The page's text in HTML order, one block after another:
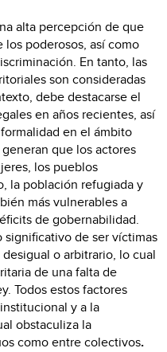
alta percepción de que
poderosos, así como
En tanto, las
son consideradas
debe destacarse el
en años recientes, así
en el ámbito
que los actores
los pueblos
la población refugiada y
más vulnerables a
de gobernabilidad.
de ser víctimas
o arbitrario, lo cual
de una falta de
Todos estos factores
y a la
obstaculiza la
como entre colectivos.